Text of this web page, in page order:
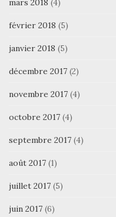
mars 2018 (4)
février 2018 (5)
janvier 2018 (5)
décembre 2017 (2)
novembre 2017 (4)
octobre 2017 (4)
septembre 2017 (4)
août 2017 (1)
juillet 2017 (5)
juin 2017 (6)